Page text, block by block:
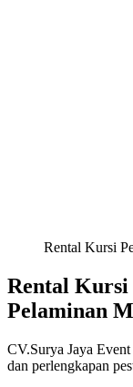
Rental Kursi
Rental
Pelaminan
CV.Surya Jaya
dan perlengkapan